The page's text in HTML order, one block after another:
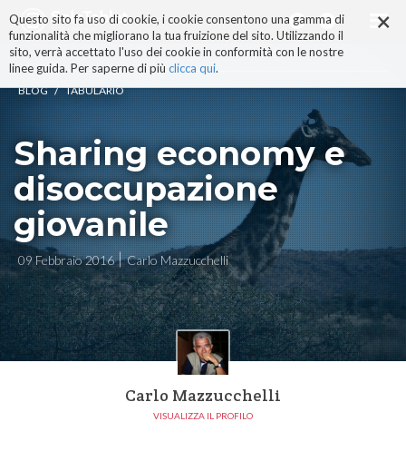
×
Questo sito fa uso di cookie, i cookie consentono una gamma di
funzionalità che migliorano la tua fruizione del sito. Utilizzando il
sito, verrà accettato l'uso dei cookie in conformità con le nostre
linee guida. Per saperne di più clicca qui.
ai
contenuti.
|
alla
navigazione
BLOG / TABULARIO
Sharing economy e
disoccupazione
giovanile
09 Febbraio 2016 Carlo Mazzucchelli
Carlo Mazzucchelli
VISUALIZZA IL PROFILO